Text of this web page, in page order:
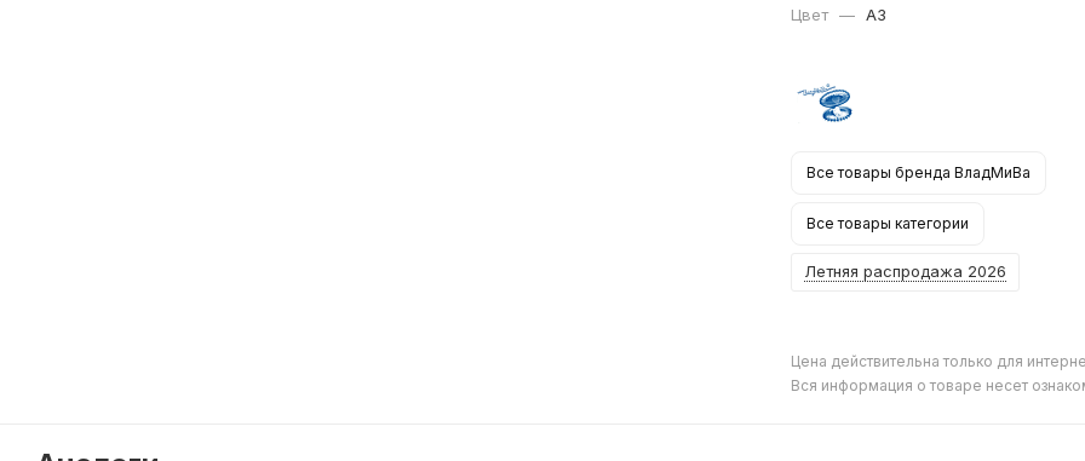
Цвет — A3
Все товары бренда ВладМиВа
Все товары категории
Летняя распродажа 2026
Цена действительна только для
Вся информация о товаре несет